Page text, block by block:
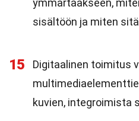
ymmärtääkseen,
sisältöön ja miten
15
Digitaalinen toimitus
kuvien, integroimista